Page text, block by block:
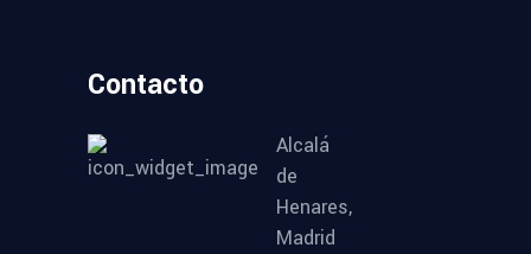
Contacto
Alcalá
de
Henares,
Madrid